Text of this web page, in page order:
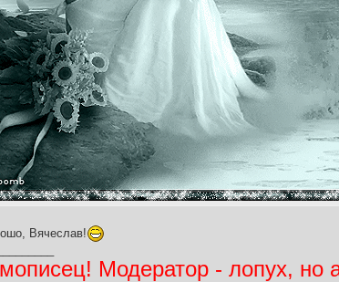
Вячеслав!
Модератор - лопух, но